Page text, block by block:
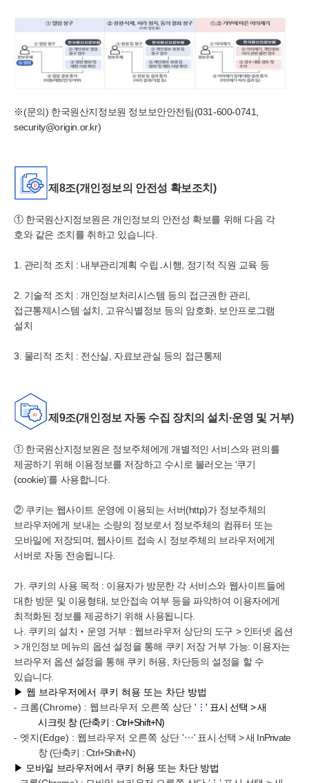
※(문의) 한국원산지정보원 정보보안안전팀(031-600-0741,
security@origin.or.kr)
제8조(개인정보의 안전성 확보조치)
① 한국원산지정보원은 개인정보의 안전성 확보를 위해 다음 각
호와 같은 조치를 취하고 있습니다.
1. 관리적 조치 : 내부관리계획 수립․시행, 정기적 직원 교육 등
2. 기술적 조치 : 개인정보처리시스템 등의 접근권한 관리,
접근통제시스템 설치, 고유식별정보 등의 암호화, 보안프로그램
설치
3. 물리적 조치 : 전산실, 자료보관실 등의 접근통제
제9조(개인정보 자동 수집 장치의 설치·운영 및 거부)
① 한국원산지정보원은 정보주체에게 개별적인 서비스와 편의를
제공하기 위해 이용정보를 저장하고 수시로 불러오는 ‘쿠기
(cookie)’를 사용합니다.
② 쿠키는 웹사이트 운영에 이용되는 서버(http)가 정보주체의
브라우저에게 보내는 소량의 정보로서 정보주체의 컴퓨터 또는
모바일에 저장되며, 웹사이트 접속 시 정보주체의 브라우저에게
서버로 자동 전송됩니다.
가. 쿠키의 사용 목적 : 이용자가 방문한 각 서비스와 웹사이트들에
대한 방문 및 이용형태, 보안접속 여부 등을 파악하여 이용자에게
최적화된 정보를 제공하기 위해 사용됩니다.
나. 쿠키의 설치 ‧운영 거부 : 웹브라우저 상단의 도구 > 인터넷 옵션
> 개인정보 메뉴의 옵션 설정을 통해 쿠키 저장 거부 가능: 이용자는
브라우저 옵션 설정을 통해 쿠키 허용, 차단등의 설정을 할 수
있습니다.
▶ 웹 브라우저에서 쿠키 혀용 또는 차단 방법
- 크롬(Chrome) : 웹브라우저 오른쪽 상단 ' ⋮' 표시 선택 > 새
시크릿 창 (단축키 : Ctrl+Shift+N)
- 엣지(Edge) : 웹브라우저 오른쪽 상단 '⋯' 표시 선택 > 새 InPrivate
창 (단축키 : Ctrl+Shift+N)
▶ 모바일 브라우저에서 쿠키 허용 또는 차단 방법